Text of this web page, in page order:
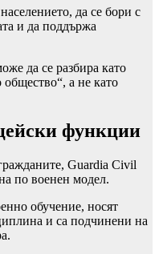
да се бори с
и да поддържа
да се разбира като
а не като
функции
Guardia Civil
по военен модел.
обучение, носят
и са подчинени на